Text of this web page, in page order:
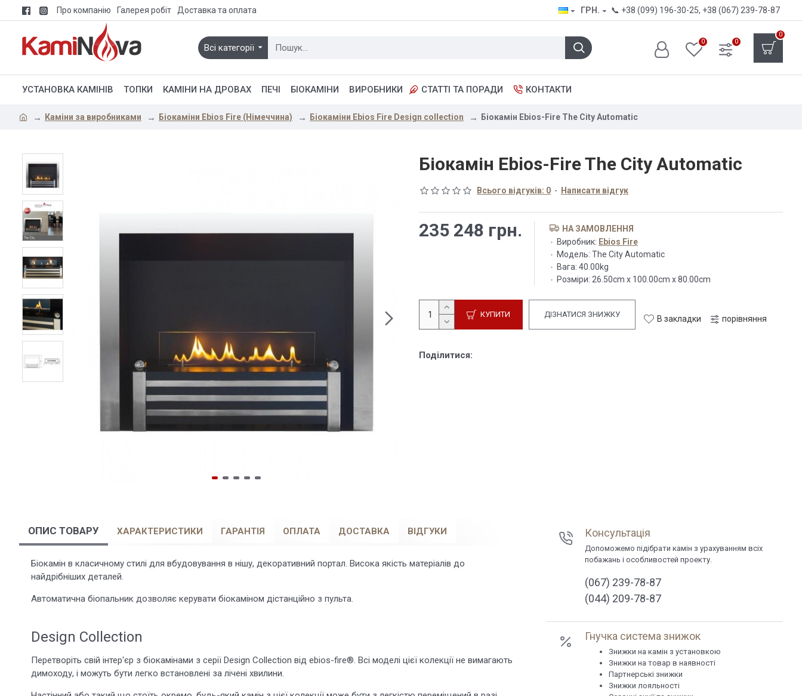
Про компанію Галерея робіт Доставка та оплата ГРН. 📞 +38 (099) 196-30-25, +38 (067) 239-78-87
Всі категорії
0 0
0
УСТАНОВКА КАМІНІВ ТОПКИ КАМІНИ НА ДРОВАХ ПЕЧІ БІОКАМІНИ ВИРОБНИКИ СТАТТІ ТА ПОРАДИ КОНТАКТИ
Каміни за виробниками Біокаміни Ebios Fire (Німеччина) Біокаміни Ebios Fire Design collection Біокамін Ebios-Fire The City Automatic
Біокамін Ebios-Fire The City Automatic
Всього відгуків: 0 - Написати відгук
235 248 грн.
НА ЗАМОВЛЕННЯ
Виробник: Ebios Fire
Модель: The City Automatic
Вага: 40.00kg
Розміри: 26.50cm x 100.00cm x 80.00cm
КУПИТИ ДІЗНАТИСЯ ЗНИЖКУ В закладки порівняння
Поділитися:
ОПИС ТОВАРУ ХАРАКТЕРИСТИКИ ГАРАНТІЯ ОПЛАТА ДОСТАВКА ВІДГУКИ
Біокамін в класичному стилі для вбудовування в нішу, декоративний портал. Висока якість матеріалів до
найдрібніших деталей.
Автоматична біопальник дозволяє керувати біокаміном дістанційно з пульта.
Design Collection
Перетворіть свій інтер'єр з біокамінами з серії Design Collection від ebios-fire®. Всі моделі цієї колекції не вимагають
димоходу, і можуть бути легко встановлені за лічені хвилини.
Консультація
Допоможемо підібрати камін з урахуванням всіх
побажань і особливостей проекту.
(067) 239-78-87
(044) 209-78-87
Гнучка система знижок
Знижки на камін з установкою
Знижки на товар в наявності
Партнерські знижки
Знижки лояльності